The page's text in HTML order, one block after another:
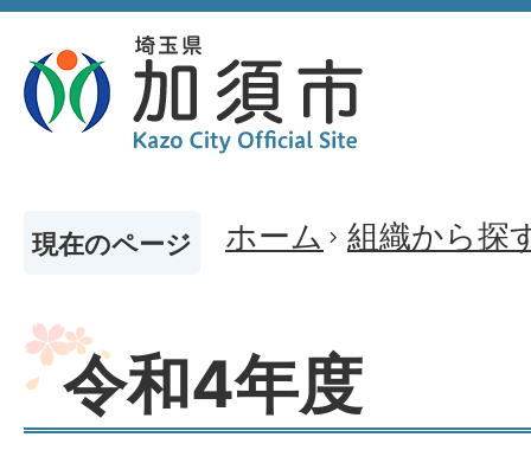
現在のページ ホーム 組織から探
令和4年度